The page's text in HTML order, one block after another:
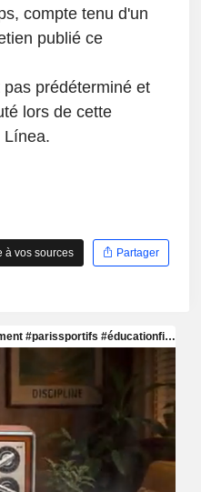
compte tenu d'un
publié ce
prédéterminé et
lors de cette
Línea.
à vos sources Partager